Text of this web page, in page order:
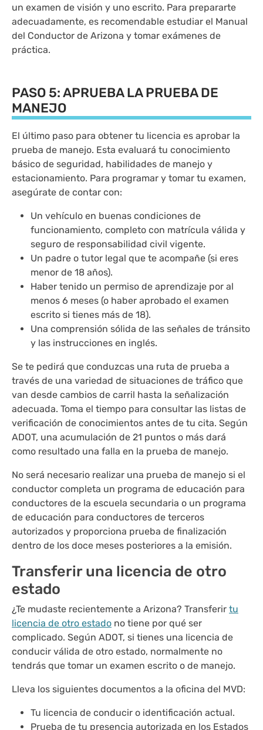
un examen de visión y uno escrito. Para prepararte
adecuadamente, es recomendable estudiar el Manual
del Conductor de Arizona y tomar exámenes de
práctica.
PASO 5: APRUEBA LA PRUEBA DE
MANEJO
El último paso para obtener tu licencia es aprobar la
prueba de manejo. Esta evaluará tu conocimiento
básico de seguridad, habilidades de manejo y
estacionamiento. Para programar y tomar tu examen,
asegúrate de contar con:
Un vehículo en buenas condiciones de
funcionamiento, completo con matrícula válida y
seguro de responsabilidad civil vigente.
Un padre o tutor legal que te acompañe (si eres
menor de 18 años).
Haber tenido un permiso de aprendizaje por al
menos 6 meses (o haber aprobado el examen
escrito si tienes más de 18).
Una comprensión sólida de las señales de tránsito
y las instrucciones en inglés.
Se te pedirá que conduzcas una ruta de prueba a
través de una variedad de situaciones de tráfico que
van desde cambios de carril hasta la señalización
adecuada. Toma el tiempo para consultar las listas de
verificación de conocimientos antes de tu cita. Según
ADOT, una acumulación de 21 puntos o más dará
como resultado una falla en la prueba de manejo.
No será necesario realizar una prueba de manejo si el
conductor completa un programa de educación para
conductores de la escuela secundaria o un programa
de educación para conductores de terceros
autorizados y proporciona prueba de finalización
dentro de los doce meses posteriores a la emisión.
Transferir una licencia de otro
estado
¿Te mudaste recientemente a Arizona? Transferir tu
licencia de otro estado no tiene por qué ser
complicado. Según ADOT, si tienes una licencia de
conducir válida de otro estado, normalmente no
tendrás que tomar un examen escrito o de manejo.
Lleva los siguientes documentos a la oficina del MVD:
Tu licencia de conducir o identificación actual.
Prueba de tu presencia autorizada en los Estados